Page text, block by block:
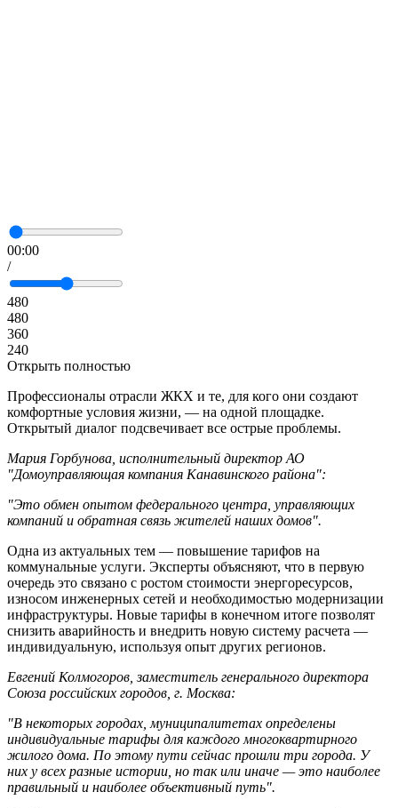
00:00
/
480
480
360
240
Открыть полностью
Профессионалы отрасли ЖКХ и те, для кого они создают
комфортные условия жизни, — на одной площадке.
Открытый диалог подсвечивает все острые проблемы.
Мария Горбунова, исполнительный директор АО
"Домоуправляющая компания Канавинского района":
"Это обмен опытом федерального центра, управляющих
компаний и обратная связь жителей наших домов".
Одна из актуальных тем — повышение тарифов на
коммунальные услуги. Эксперты объясняют, что в первую
очередь это связано с ростом стоимости энергоресурсов,
износом инженерных сетей и необходимостью модернизации
инфраструктуры. Новые тарифы в конечном итоге позволят
снизить аварийность и внедрить новую систему расчета —
индивидуальную, используя опыт других регионов.
Евгений Колмогоров, заместитель генерального директора
Союза российских городов, г. Москва:
"В некоторых городах, муниципалитетах определены
индивидуальные тарифы для каждого многоквартирного
жилого дома. По этому пути сейчас прошли три города. У
них у всех разные истории, но так или иначе — это наиболее
правильный и наиболее объективный путь".